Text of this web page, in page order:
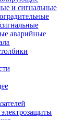
и сигнальные
аварийные